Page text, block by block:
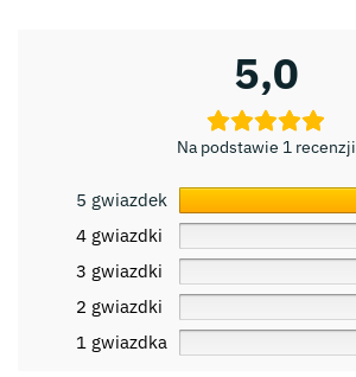
5,0
Na podstawie 1 recenzji
5 gwiazdek
4 gwiazdki
3 gwiazdki
2 gwiazdki
1 gwiazdka